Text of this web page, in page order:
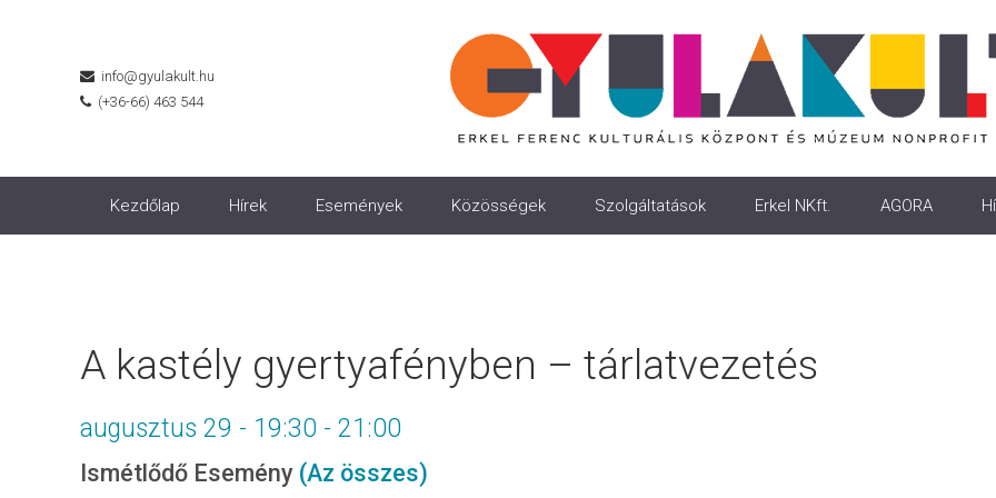
info@gyulakult.hu
(+36-66) 463 544
Kezdőlap Hírek Események Közösségek Szolgáltatások Erkel NKft. AGORA
A kastély gyertyafényben – tárlatvezetés
augusztus 29 - 19:30 - 21:00
Ismétlődő Esemény (Az összes)